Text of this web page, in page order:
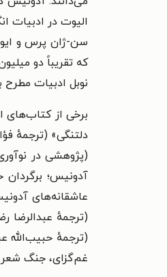
الیوت در ادبیات
که تقریباً دو میلیون بیت را
نوبل ادبیات
برخی از کتاب‌های
دلتنگی» (ترجمهٔ
(پژوهشی در
آدونیس؛
عاشقانه‌های
(ترجمهٔ عبدالرضا
(ترجمهٔ حبیب‌الله
غم‌گزای، جنگ شعر